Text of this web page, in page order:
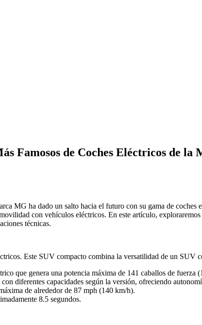
Famosos de Coches Eléctricos de la
MG ha dado un salto hacia el futuro con su gama de
con vehículos eléctricos. En este artículo,
técnicas.
Este SUV compacto combina la versatilidad de un SUV
que genera una potencia máxima de 141 caballos de fuerza
diferentes capacidades según la versión, ofreciendo
de alrededor de 87 mph (140 km/h).
8.5 segundos.